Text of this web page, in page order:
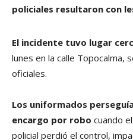
policiales resultaron con
El incidente tuvo lugar
lunes en la calle Topocalma,
oficiales.
Los uniformados
encargo por robo cuando
policial perdió el control,